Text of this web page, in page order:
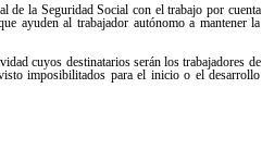
de la Seguridad Social con el trabajo por cuenta
ayuden al trabajador autónomo a mantener la
cuyos destinatarios serán los trabajadores de
imposibilitados para el inicio o el desarrollo